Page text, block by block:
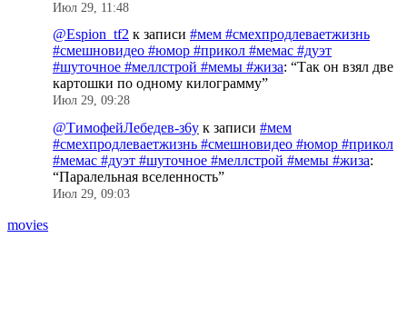
Июл 29, 11:48
@Espion_tf2 к записи #мем #смехпродлеваетжизнь
#смешновидео #юмор #прикол #мемас #дуэт
#шуточное #меллстрой #мемы #жиза: “Так он взял две
картошки по одному килограмму”
Июл 29, 09:28
@ТимофейЛебедев-з6у к записи #мем
#смехпродлеваетжизнь #смешновидео #юмор #прикол
#мемас #дуэт #шуточное #меллстрой #мемы #жиза:
“Паралельная вселенность”
Июл 29, 09:03
movies